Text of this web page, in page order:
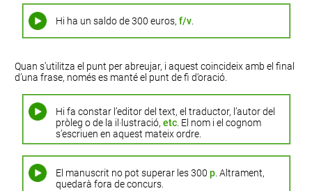
Hi ha un saldo de 300 euros, f/v.
Quan s’utilitza el punt per abreujar, i aquest coincideix amb el final
d’una frase, només es manté el punt de fi d’oració.
Hi fa constar l’editor del text, el traductor, l’autor del
pròleg o de la il·lustració, etc. El nom i el cognom
s’escriuen en aquest mateix ordre.
El manuscrit no pot superar les 300 p. Altrament,
quedarà fora de concurs.